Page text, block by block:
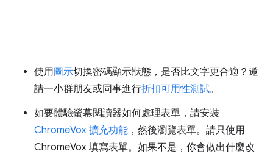
使用圖示切換密碼顯示狀態，是否比文字更合適？邀
請一小群朋友或同事進行折扣可用性測試。
如要體驗螢幕閱讀器如何處理表單，請安裝
ChromeVox 擴充功能 ，然後瀏覽表單。請只使用
ChromeVox 填寫表單。如果不是，你會做出什麼改